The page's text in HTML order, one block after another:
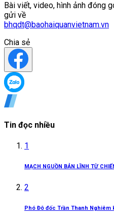
Bài viết, video, hình ảnh đóng
gửi về
bhqdt@baohaiquanvietnam.vn
Chia sẻ
Tin đọc nhiều
1
MẠCH NGUỒN BẢN LĨNH TỪ
2
Phó Đô đốc Trần Thanh Nghiêm